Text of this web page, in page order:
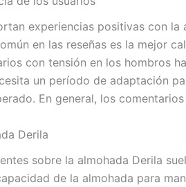
experiencias positivas con
en las reseñas es la mejor
con tensión en los hombros
un período de adaptación
En general, los
Derila
sobre la almohada Derila
de la almohada para